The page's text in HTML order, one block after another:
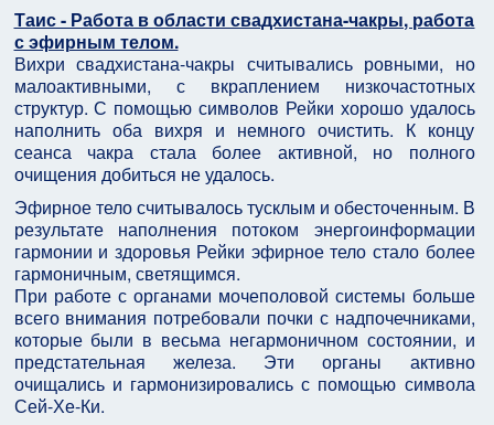
Таис - Работа в области свадхистана-чакры, работа
с эфирным телом.
Вихри свадхистана-чакры считывались ровными, но
малоактивными, с вкраплением низкочастотных
структур. С помощью символов Рейки хорошо удалось
наполнить оба вихря и немного очистить. К концу
сеанса чакра стала более активной, но полного
очищения добиться не удалось.
Эфирное тело считывалось тусклым и обесточенным. В
результате наполнения потоком энергоинформации
гармонии и здоровья Рейки эфирное тело стало более
гармоничным, светящимся.
При работе с органами мочеполовой системы больше
всего внимания потребовали почки с надпочечниками,
которые были в весьма негармоничном состоянии, и
предстательная железа. Эти органы активно
очищались и гармонизировались с помощью символа
Сей-Хе-Ки.